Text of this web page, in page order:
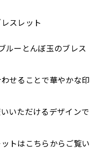
スレット
ルーとんぼ玉のブレス
せることで華やかな印
いただけるデザインで
トはこちらからご覧い